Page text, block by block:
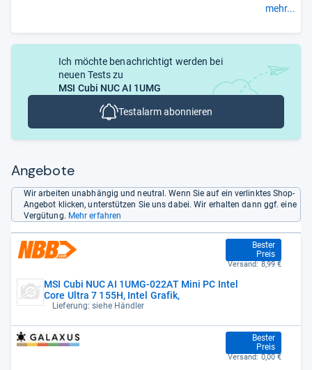
Schwächen: Kein Kartenleseslot; fehlender DisplayPort schränkt
Redaktion.
mehr...
Ich möchte benachrichtigt werden bei
neuen Tests zu
MSI Cubi NUC AI 1UMG
Testalarm abonnieren
Angebote
Wir arbeiten unabhängig und neutral. Wenn Sie auf ein verlinktes Shop-
Angebot klicken, unterstützen Sie uns dabei. Wir erhalten dann ggf. eine
Vergütung. Mehr erfahren
MSI Cubi NUC AI 1UMG-022AT Mini PC Intel
Core Ultra 7 155H, Intel Grafik,
Lieferung: siehe Händler
Bester
Preis
949,00 €
Versand: 8,99 €
Bester
Preis
957,99 €
Versand: 0,00 €